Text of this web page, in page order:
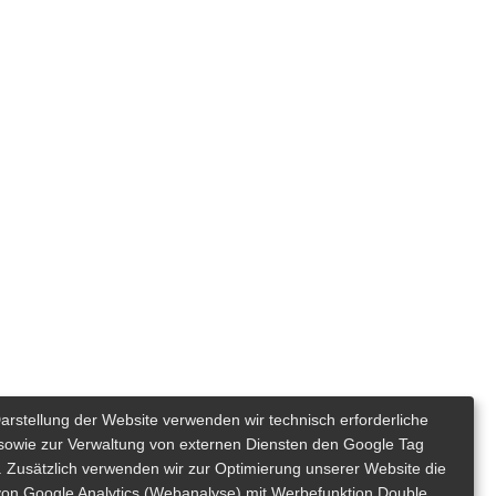
der Website verwenden wir technisch erforderliche
zur Verwaltung von externen Diensten den Google Tag
Zusätzlich verwenden wir zur Optimierung unserer Website die